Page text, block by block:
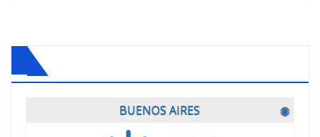
BUENOS AIRES ◉